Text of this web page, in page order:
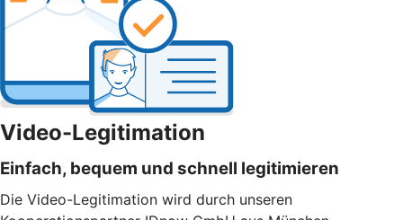
Video-Legitimation
Einfach, bequem und schnell legitimieren
Die Video-Legitimation wird durch unseren